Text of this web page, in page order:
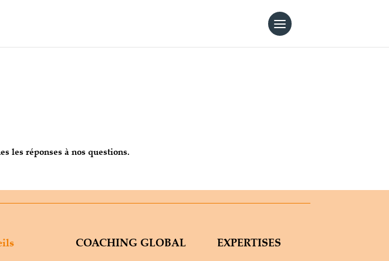
les réponses à nos questions.
COACHING GLOBAL
EXPERTISES